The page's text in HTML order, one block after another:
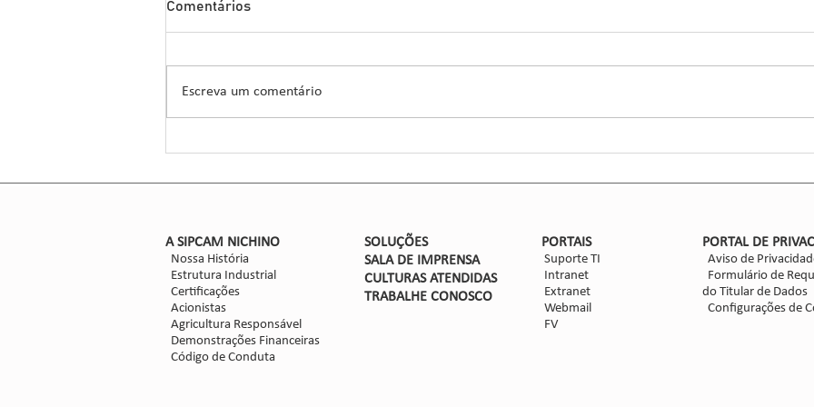
Gerais, está entre as causas da
prevalência de preços baixos nos
23/24. Quem discorreu mais...
170
Comentários
Escreva um comentário
​A SIPCAM NICHINO
Nossa História
Estrutura Industrial
Certificações
Acionistas
Agricultura Responsável
Demonstrações Financeiras
Código de Conduta
SOLUÇÕES
SALA DE IMPRENSA
CULTURAS ATENDIDAS
TRABALHE CONOSCO
PORTAIS
Suporte TI
Intranet
Extranet
Webmail
FV
PORTAL DE
Aviso de
Formulário de
do Titular de Dados
Configurações de